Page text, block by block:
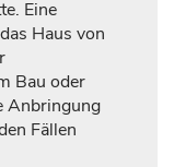
Eine
Haus von
Bau oder
Anbringung
Fällen